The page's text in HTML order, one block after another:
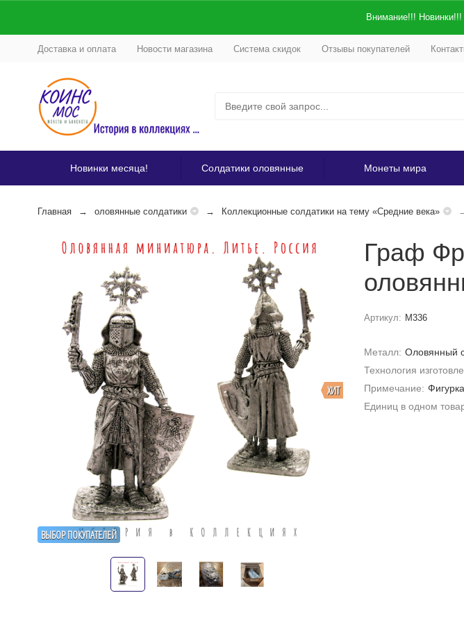
Внимание!!! Новинки!!!
Доставка и оплата Новости магазина Система скидок Отзывы покупателей
Новинки месяца! Солдатики оловянные Монеты мира
Главная оловянные солдатики Коллекционные солдатики на тему «Средние века»
ВЫБОР ПОКУПАТЕЛЕЙ
ХИТ
Граф
Артикул: M336
Металл: Оловянный
Технология
Примечание:
Единиц в одном